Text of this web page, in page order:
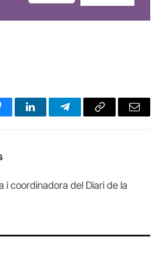
LinkedInTelegramCopy
Email
i coordinadora del Diari de la